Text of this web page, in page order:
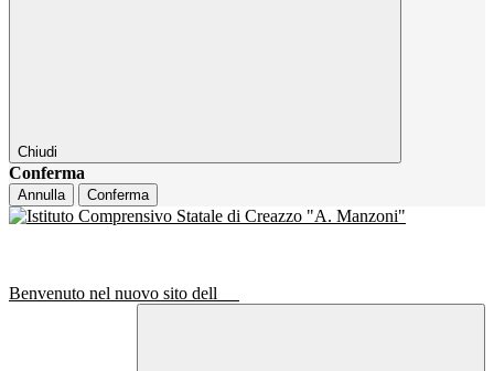
Chiudi
Conferma
Annulla Conferma
Benvenuto nel nuovo sito dell